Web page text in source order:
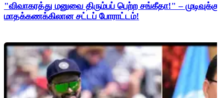
"விவாகரத்து மனுவை திரும்பப் பெற்ற சங்கீதா!" –
மாதக்கணக்கிலான சட்டப் போராட்டம்!